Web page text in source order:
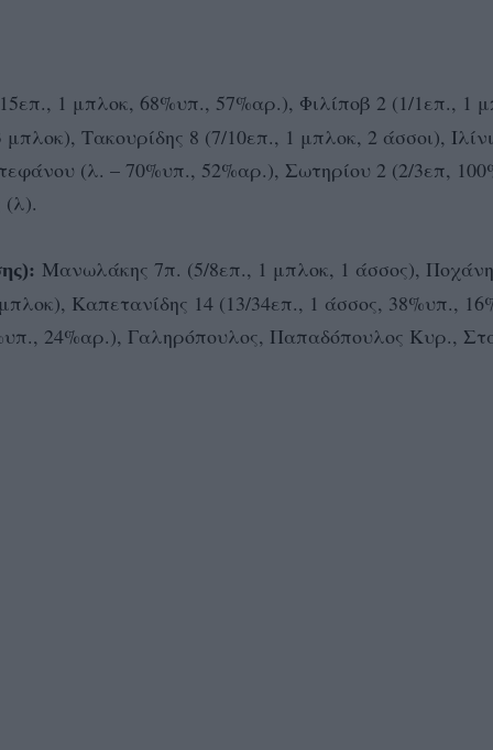
1 μπλοκ, 68%υπ., 57%αρ.), Φιλίποβ 2 (1/1επ., 1
Τακουρίδης 8 (7/10επ., 1 μπλοκ, 2 άσσοι),
(λ. – 70%υπ., 52%αρ.), Σωτηρίου 2 (2/3επ,
(λ).
Μανωλάκης 7π. (5/8επ., 1 μπλοκ, 1 άσσος),
Καπετανίδης 14 (13/34επ., 1 άσσος, 38%υπ.,
24%αρ.), Γαληρόπουλος, Παπαδόπουλος Κυρ.,